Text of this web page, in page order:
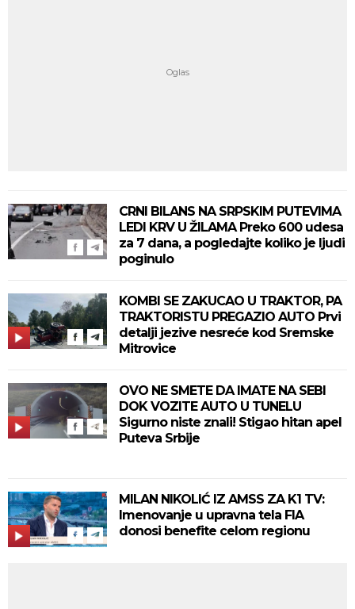
CRNI BILANS NA SRPSKIM PUTEVIMA
LEDI KRV U ŽILAMA Preko 600 udesa
za 7 dana, a pogledajte koliko je ljudi
poginulo
KOMBI SE ZAKUCAO U TRAKTOR, PA
TRAKTORISTU PREGAZIO AUTO Prvi
detalji jezive nesreće kod Sremske
Mitrovice
OVO NE SMETE DA IMATE NA SEBI
DOK VOZITE AUTO U TUNELU
Sigurno niste znali! Stigao hitan apel
Puteva Srbije
MILAN NIKOLIĆ IZ AMSS ZA K1 TV:
Imenovanje u upravna tela FIA
donosi benefite celom regionu